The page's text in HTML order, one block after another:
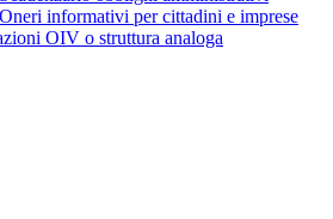
Oneri informativi per cittadini e imprese
OIV o struttura analoga